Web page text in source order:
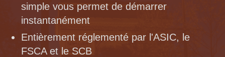
simple vous permet de démarrer
instantanément
Entièrement réglementé par l'ASIC, le
FSCA et le SCB